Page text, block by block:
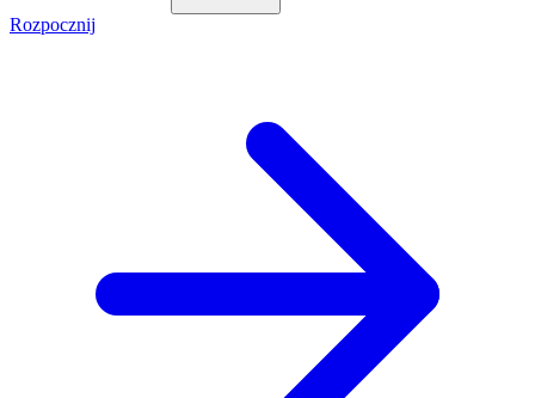
Rozpocznij